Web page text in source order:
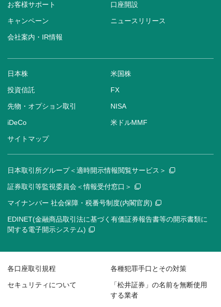
お客様サポート 口座開設
キャンペーン ニュースリリース
会社案内・IR情報
日本株 米国株
投資信託 FX
先物・オプション取引 NISA
iDeCo 米ドルMMF
サイトマップ
日本取引所グループ＜適時開示情報閲覧サービス＞
証券取引等監視委員会＜情報受付窓口＞
マイナンバー 社会保障・税番号制度(内閣官房)
EDINET(金融商品取引法に基づく有価証券報告書等の開示書類に
関する電子開示システム)
各口座取引規程 各種犯罪手口とその対策
セキュリティについて
「松井証券」の名前を無断使用
する業者